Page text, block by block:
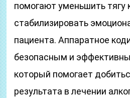
помогают уменьшить тягу
стабилизировать
пациента. Аппаратное
безопасным и
который помогает
результата в лечении